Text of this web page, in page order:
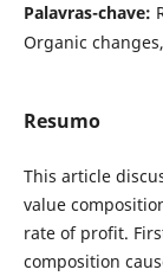
Palavras-chave:
Organic
Resumo
This article
value
rate of profit.
composition